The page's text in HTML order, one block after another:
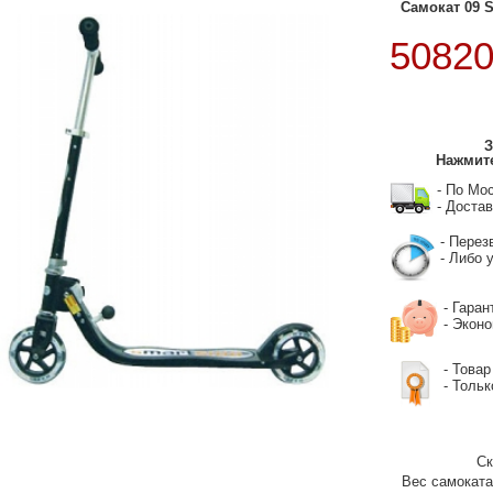
Самокат 09
- По
-
-
- Либо
-
-
- Товар
-
Вес